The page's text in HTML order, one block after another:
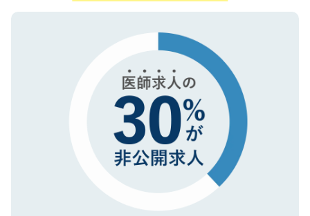
で、機密保持に関してもご安心ください。
ので、まずはご登録ください。